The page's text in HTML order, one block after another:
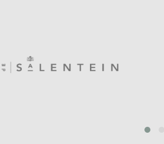
prev